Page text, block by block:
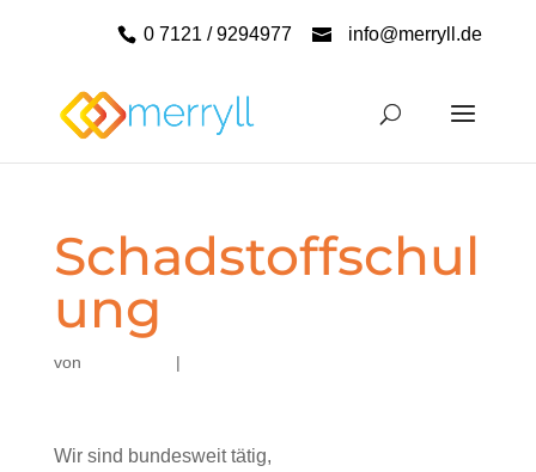
0 7121 / 9294977 info@merryll.de
Schadstoffschul
ung
von |
Wir sind bundesweit tätig,